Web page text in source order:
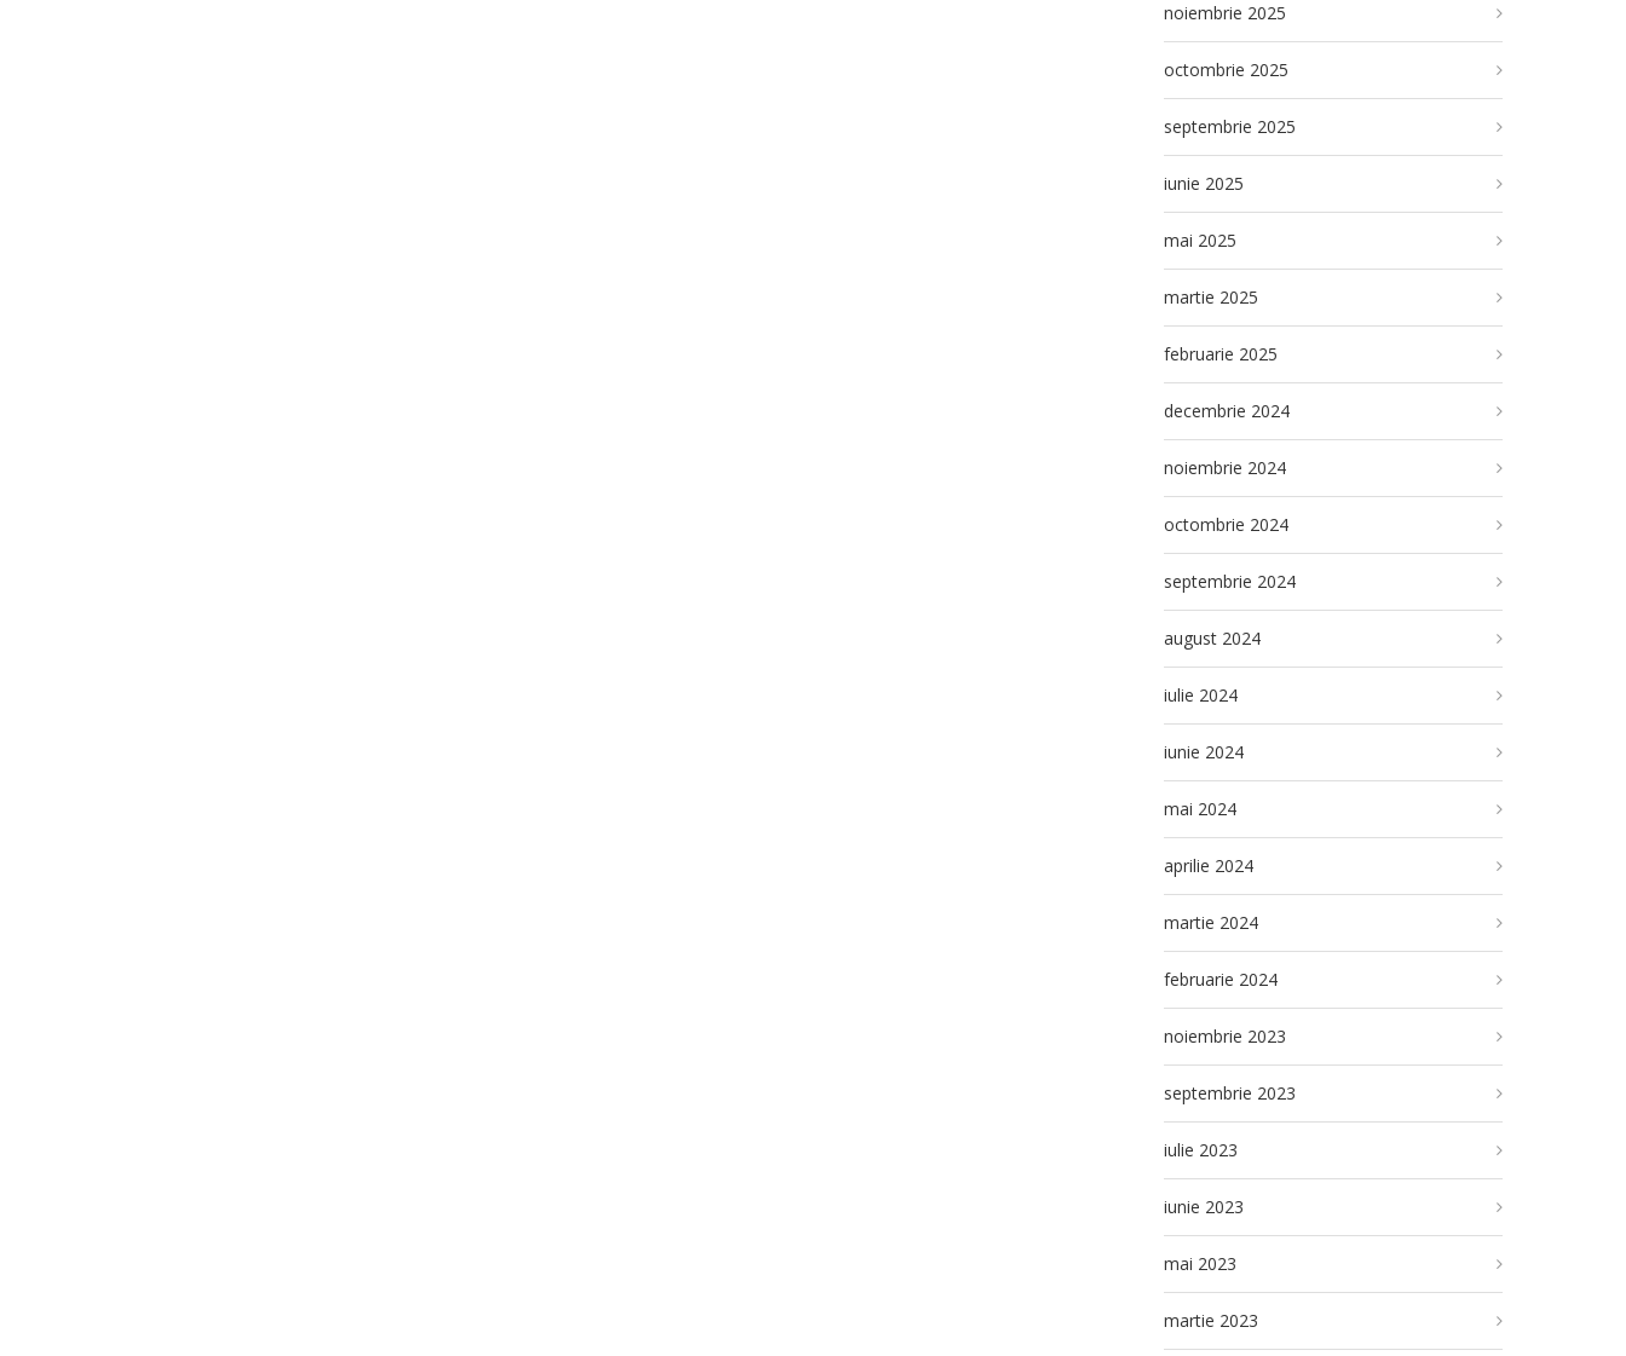
noiembrie 2025
octombrie 2025
septembrie 2025
iunie 2025
mai 2025
martie 2025
februarie 2025
decembrie 2024
noiembrie 2024
octombrie 2024
septembrie 2024
august 2024
iulie 2024
iunie 2024
mai 2024
aprilie 2024
martie 2024
februarie 2024
noiembrie 2023
septembrie 2023
iulie 2023
iunie 2023
mai 2023
martie 2023